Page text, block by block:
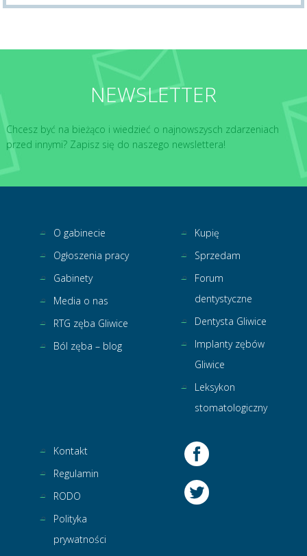
NEWSLETTER
Chcesz być na bieżąco i wiedzieć o najnowszysch zdarzeniach
przed innymi? Zapisz się do naszego newslettera!
O gabinecie
Ogłoszenia pracy
Gabinety
Media o nas
RTG zęba Gliwice
Ból zęba – blog
Kupię
Sprzedam
Forum
dentystyczne
Dentysta Gliwice
Implanty zębów
Gliwice
Leksykon
stomatologiczny
Kontakt
Regulamin
RODO
Polityka
prywatności